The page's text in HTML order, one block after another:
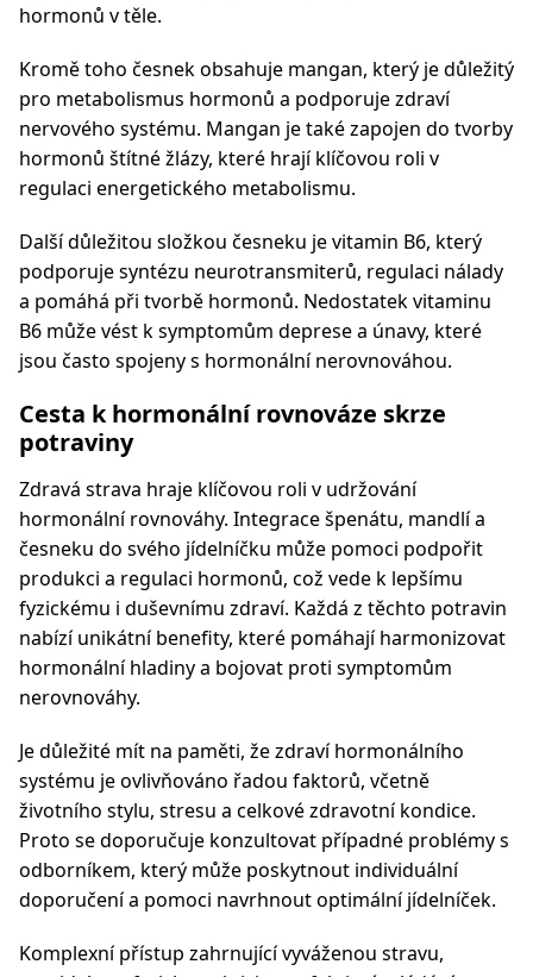
hormonů v těle.
Kromě toho česnek obsahuje mangan, který je důležitý
pro metabolismus hormonů a podporuje zdraví
nervového systému. Mangan je také zapojen do tvorby
hormonů štítné žlázy, které hrají klíčovou roli v
regulaci energetického metabolismu.
Další důležitou složkou česneku je vitamin B6, který
podporuje syntézu neurotransmiterů, regulaci nálady
a pomáhá při tvorbě hormonů. Nedostatek vitaminu
B6 může vést k symptomům deprese a únavy, které
jsou často spojeny s hormonální nerovnováhou.
Cesta k hormonální rovnováze skrze
potraviny
Zdravá strava hraje klíčovou roli v udržování
hormonální rovnováhy. Integrace špenátu, mandlí a
česneku do svého jídelníčku může pomoci podpořit
produkci a regulaci hormonů, což vede k lepšímu
fyzickému i duševnímu zdraví. Každá z těchto potravin
nabízí unikátní benefity, které pomáhají harmonizovat
hormonální hladiny a bojovat proti symptomům
nerovnováhy.
Je důležité mít na paměti, že zdraví hormonálního
systému je ovlivňováno řadou faktorů, včetně
životního stylu, stresu a celkové zdravotní kondice.
Proto se doporučuje konzultovat případné problémy s
odborníkem, který může poskytnout individuální
doporučení a pomoci navrhnout optimální jídelníček.
Komplexní přístup zahrnující vyváženou stravu,